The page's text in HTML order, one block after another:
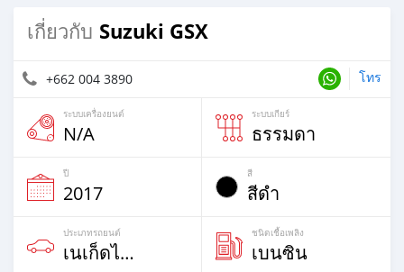
เกี่ยวกับ Suzuki GSX
+662 004 3890 โทร
ระบบเครื่องยนต์
N/A
ระบบเกียร์
ธรรมดา
ปี
2017
สี
สีดำ
ประเภทรถยนต์
เนเก็ดไบก์
ชนิดเชื้อเพลิง
เบนซิน